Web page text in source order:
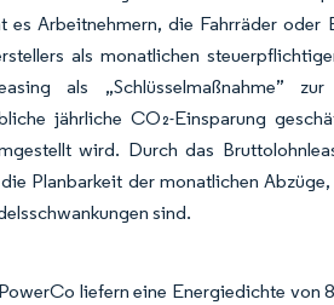
Arbeitnehmern, die Fahrräder oder
als monatlichen
als „Schlüsselmaßnahme”
jährliche CO₂-Einsparung
wird. Durch das
Planbarkeit der monatlichen
sind.
liefern eine Energiedichte von